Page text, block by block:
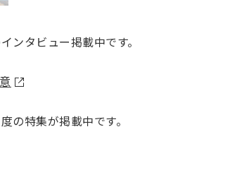
タビュー掲載中です。
特集が掲載中です。